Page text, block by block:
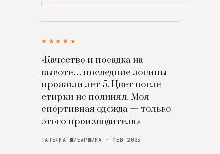
★★★★★
«Качество и посадка на
высоте… последние лосины
прожили лет 5. Цвет после
стирки не полинял. Моя
спортивная одежда — только
этого производителя.»
ТАТЬЯНА ШИБАРШИНА · ФЕВ 2025